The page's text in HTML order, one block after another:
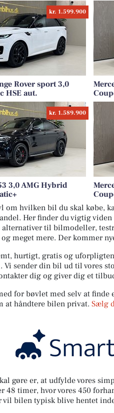
kr. 1.599.900
Rover sport 3,0
HSE aut.
kr. 1.589.900
3,0 AMG Hybrid
om hvilken bil du skal købe,
Her finder du vigtig
til bilmodeller,
meget mere. Der kommer
hurtigt, gratis og
Vi sender din bil ud til vores
dig og giver dig et
for bøvlet med selv at
at håndtere bilen privat. Sælg
gøre er, at udfylde vores
48 timer, hvor vores 450
bilen typisk blive hentet